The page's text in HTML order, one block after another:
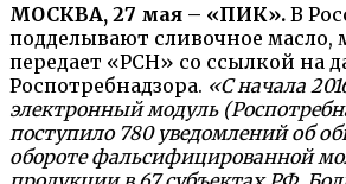
МОСКВА, 27 мая – «ПИК». В
подделывают сливочное масло,
передает «РСН» со ссылкой на
Роспотребнадзора. «C начала
электронный модуль
поступило 780 уведомлений об
обороте фальсифицированной